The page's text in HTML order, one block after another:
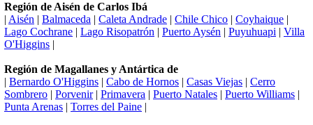
Región de Aisén de Carlos Ibá
| Aisén | Balmaceda | Caleta Andrade | Chile Chico | Coyhaique |
Lago Cochrane | Lago Risopatrón | Puerto Aysén | Puyuhuapi | Villa
O'Higgins |
Región de Magallanes y Antártica de
| Bernardo O'Higgins | Cabo de Hornos | Casas Viejas | Cerro
Sombrero | Porvenir| Primavera | Puerto Natales | Puerto Williams |
Punta Arenas | Torres del Paine |